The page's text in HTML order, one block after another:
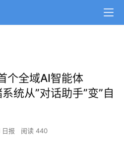
个全域AI智能体
统从”对话助手”变”自
日报 阅读 440